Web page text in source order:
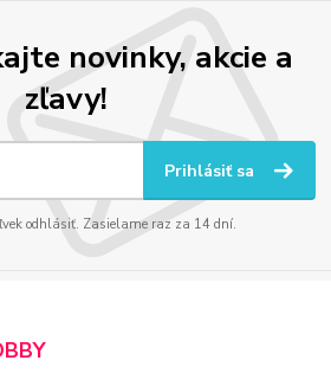
novinky, akcie a
zľavy!
Prihlásiť sa
odhlásiť. Zasielame raz za 14 dní.